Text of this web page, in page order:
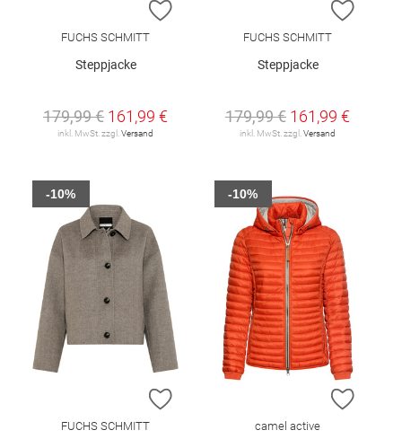
ZUR WUNSCHLISTE HINZUFÜGEN
FUCHS SCHMITT
Steppjacke
179,99 € 161,99 €
inkl. MwSt. zzgl. Versand
ZUR
FUCHS SCHMITT
Steppjacke
179,99 € 161,99 €
inkl. MwSt. zzgl. Versand
ZUR WUNSCHLISTE HINZUFÜGEN
FUCHS SCHMITT
-10%
ZUR
camel active
-10%